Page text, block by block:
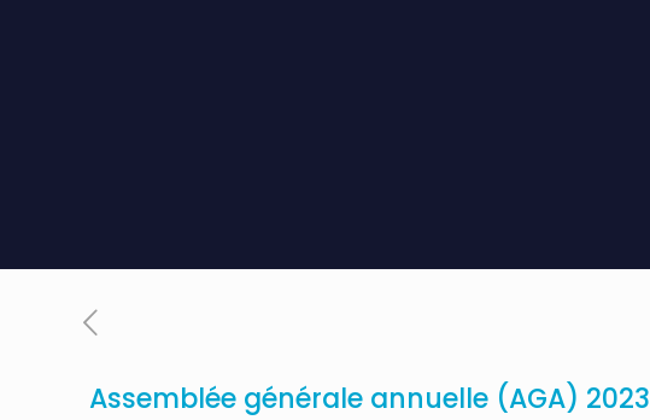
Assemblée générale annuelle (AGA) 2023